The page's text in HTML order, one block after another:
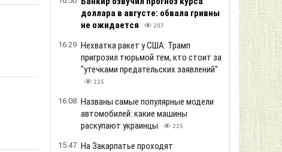
доллара в августе: обвала гривны
не ожидается
207
16:29 Нехватка ракет у США: Трамп
пригрозил тюрьмой тем, кто стоит за
"утечками предательских заявлений"
225
16:08 Названы самые популярные модели
автомобилей: какие машины
раскупают украинцы
225
15:47 На Закарпатье проходят